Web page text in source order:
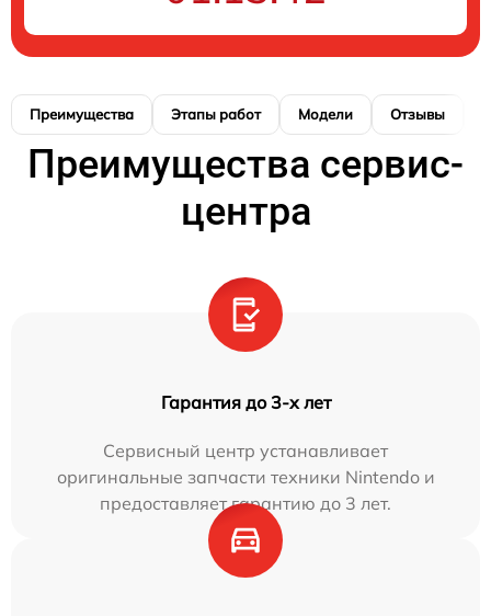
Преимущества Этапы работ Модели Отзывы
Преимущества сервис-
центра
Гарантия до 3-х лет
Сервисный центр устанавливает
оригинальные запчасти техники Nintendo и
предоставляет гарантию до 3 лет.